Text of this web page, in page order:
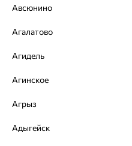
Кольцо обручальное,
Авсюнино
Агалатово
Агидель
Агинское
Агрыз
Адыгейск